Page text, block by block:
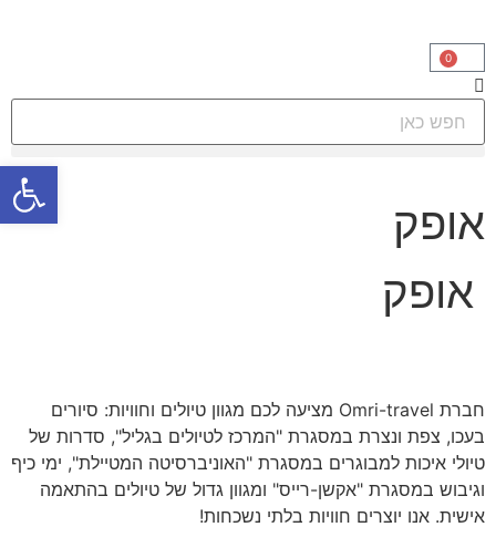
0
אופק
אופק
חברת Omri-travel מציעה לכם מגוון טיולים וחוויות: סיורים
בעכו, צפת ונצרת במסגרת "המרכז לטיולים בגליל", סדרות של
טיולי איכות למבוגרים במסגרת "האוניברסיטה המטיילת", ימי כיף
וגיבוש במסגרת "אקשן-רייס" ומגוון גדול של טיולים בהתאמה
אישית. אנו יוצרים חוויות בלתי נשכחות!
פתח